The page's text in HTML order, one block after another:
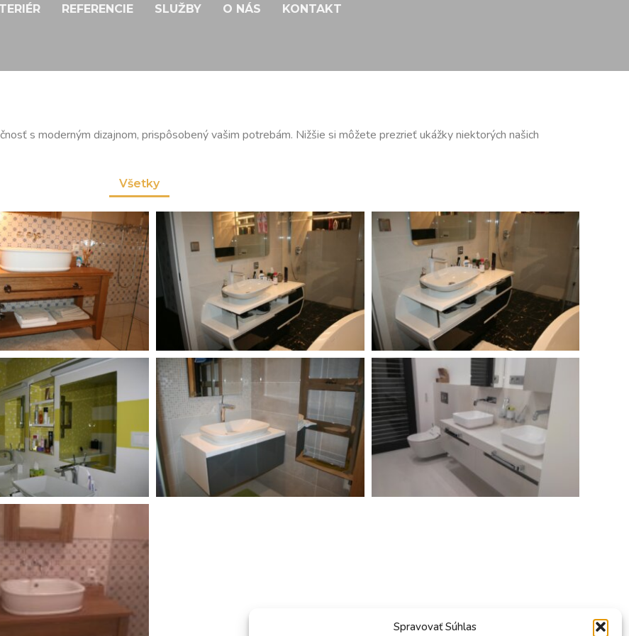
Spravovať Súhlas
REFERENCIE SLUŽBY O NÁS KONTAKT
s moderným dizajnom, prispôsobený vašim potrebám. Nižšie si môžete prezrieť ukážky niektorých našich
Všetky